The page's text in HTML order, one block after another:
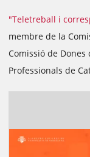
"Teletreball i
membre de la
Comissió de Dones
Professionals de